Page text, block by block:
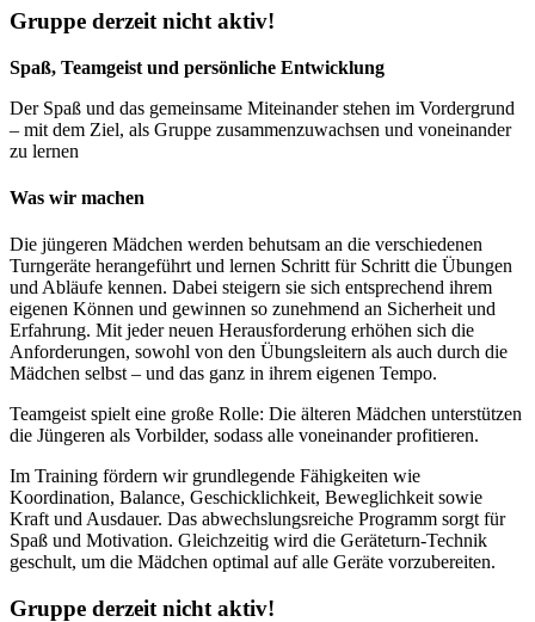
Gruppe derzeit nicht aktiv!
Spaß, Teamgeist und persönliche Entwicklung
Der Spaß und das gemeinsame Miteinander stehen im Vordergrund
– mit dem Ziel, als Gruppe zusammenzuwachsen und voneinander
zu lernen
Was wir machen
Die jüngeren Mädchen werden behutsam an die verschiedenen
Turngeräte herangeführt und lernen Schritt für Schritt die Übungen
und Abläufe kennen. Dabei steigern sie sich entsprechend ihrem
eigenen Können und gewinnen so zunehmend an Sicherheit und
Erfahrung. Mit jeder neuen Herausforderung erhöhen sich die
Anforderungen, sowohl von den Übungsleitern als auch durch die
Mädchen selbst – und das ganz in ihrem eigenen Tempo.
Teamgeist spielt eine große Rolle: Die älteren Mädchen unterstützen
die Jüngeren als Vorbilder, sodass alle voneinander profitieren.
Im Training fördern wir grundlegende Fähigkeiten wie
Koordination, Balance, Geschicklichkeit, Beweglichkeit sowie
Kraft und Ausdauer. Das abwechslungsreiche Programm sorgt für
Spaß und Motivation. Gleichzeitig wird die Geräteturn-Technik
geschult, um die Mädchen optimal auf alle Geräte vorzubereiten.
Gruppe derzeit nicht aktiv!